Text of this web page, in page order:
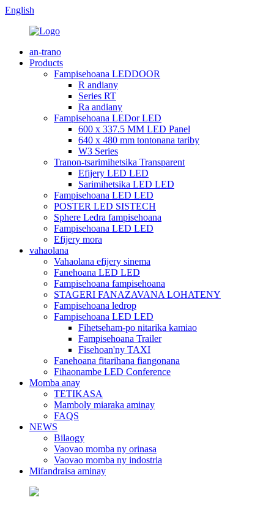
English
an-trano
Products
Fampisehoana LEDDOOR
R andiany
Series RT
Ra andiany
Fampisehoana LEDor LED
600 x 337.5 MM LED Panel
640 x 480 mm tontonana tariby
W3 Series
Tranon-tsarimihetsika Transparent
Efijery LED LED
Sarimihetsika LED LED
Fampisehoana LED LED
POSTER LED SISTECH
Sphere Ledra fampisehoana
Fampisehoana LED LED
Efijery mora
vahaolana
Vahaolana efijery sinema
Fanehoana LED LED
Fampisehoana fampisehoana
STAGERI FANAZAVANA LOHATENY
Fampisehoana ledrop
Fampisehoana LED LED
Fihetseham-po nitarika kamiao
Fampisehoana Trailer
Fisehoan'ny TAXI
Fanehoana fitarihana fiangonana
Fihaonambe LED Conference
Momba anay
TETIKASA
Mamboly miaraka aminay
FAQS
NEWS
Bilaogy
Vaovao momba ny orinasa
Vaovao momba ny indostria
Mifandraisa aminay